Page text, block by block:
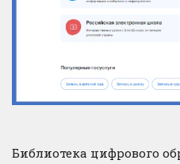
Библиотека цифрового